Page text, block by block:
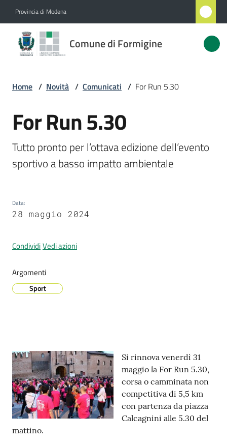
Provincia di Modena
Comune di Formigine
Comune
di
Menu selezionato
Servizi
Formigine
Prenotazione
appuntamenti
r
t
a
M
e
t
e
Home / Novità / Comunicati / For Run 5.30
Salta al contenuto
For Run 5.30
Tutto pronto per l’ottava edizione dell’evento
sportivo a basso impatto ambientale
Data:
28 maggio 2024
CondividiVedi azioni
Argomenti
Sport
Contenuto
Si rinnova venerdì 31
maggio la For Run 5.30,
corsa o camminata non
competitiva di 5,5 km
con partenza da piazza
Calcagnini alle 5.30 del
mattino.